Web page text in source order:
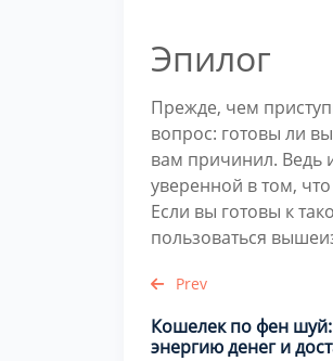
Эпилог
Прежде, чем
вопрос: готовы ли
вам причинил. Ведь
уверенной в том,
Если вы готовы к
пользоваться
Prev
Кошелек по фен
энергию денег и